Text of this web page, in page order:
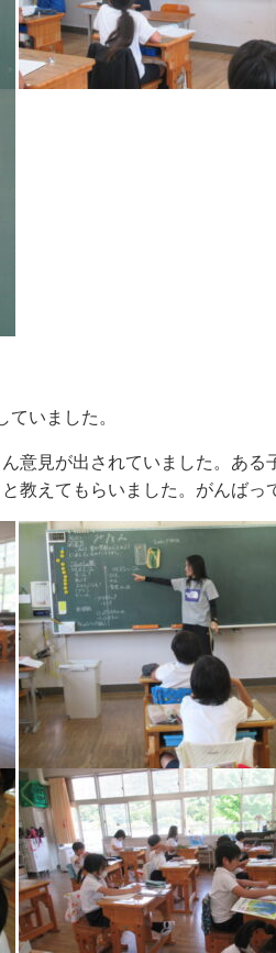
いました。
意見が出されていました。ある
教えてもらいました。がんばっ